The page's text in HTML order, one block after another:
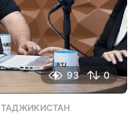
93 0
,ТАДЖИКИСТАН